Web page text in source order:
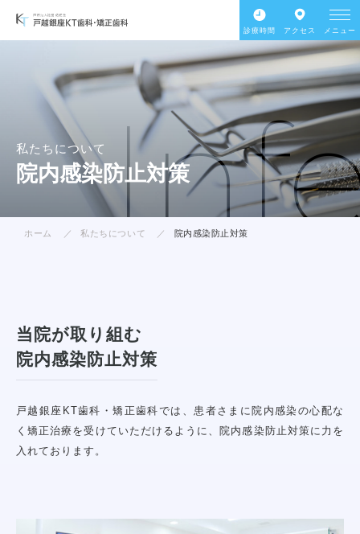
診療時間 アクセス メニュー
私たちについて
院内感染防止対策
ホーム 私たちについて 院内感染防止対策
当院が取り組む
院内感染防止対策
戸越銀座KT歯科・矯正歯科では、患者さまに院内感染の心配な
く矯正治療を受けていただけるように、院内感染防止対策に力を
入れております。